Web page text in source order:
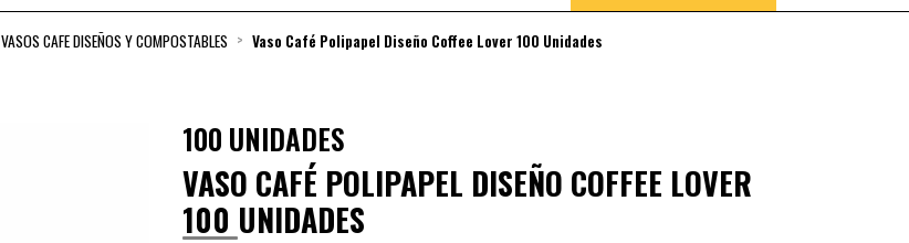
VASOS CAFE DISEÑOS Y COMPOSTABLES Vaso Café Polipapel Diseño Coffee Lover 100 Unidades
100 UNIDADES
VASO CAFÉ POLIPAPEL DISEÑO COFFEE LOVER
100 UNIDADES